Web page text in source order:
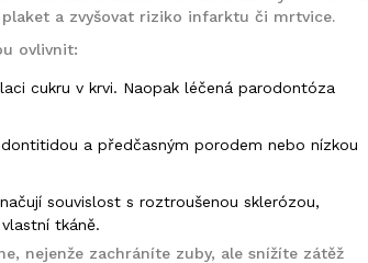
a zvyšovat riziko infarktu či mrtvice.
ovlivnit:
cukru v krvi. Naopak léčená parodontóza
a předčasným porodem nebo nízkou
souvislost s roztroušenou sklerózou,
tkáně.
nejenže zachráníte zuby, ale snížíte zátěž